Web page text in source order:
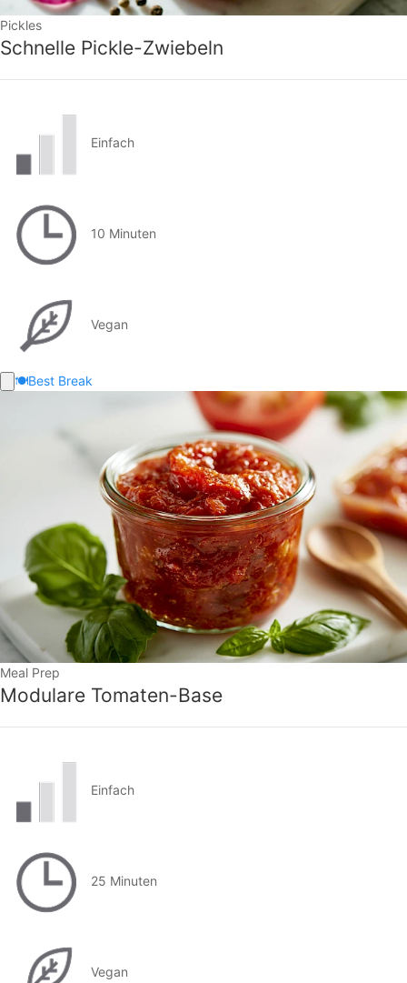
Pickles
Schnelle Pickle-Zwiebeln
Einfach
10 Minuten
Vegan
🍽️Best Break
Meal Prep
Modulare Tomaten-Base
Einfach
25 Minuten
Vegan